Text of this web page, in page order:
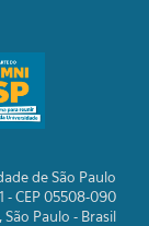
de São Paulo
- CEP 05508-090
Paulo - Brasil